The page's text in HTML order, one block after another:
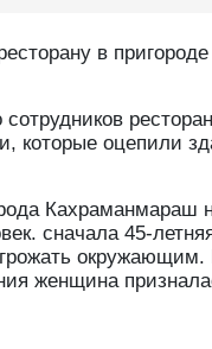
в
которые оцепили
Кахраманмараш
сначала 45-
женщина